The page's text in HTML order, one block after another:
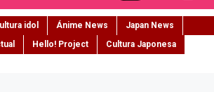
idol Ánime News
Japan News
Hello! Project
Cultura Japonesa